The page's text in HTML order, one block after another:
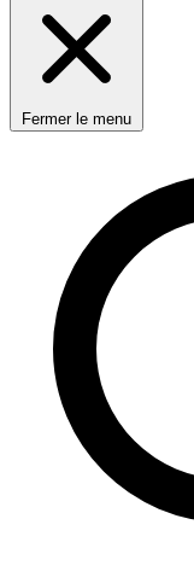
Fermer le menu